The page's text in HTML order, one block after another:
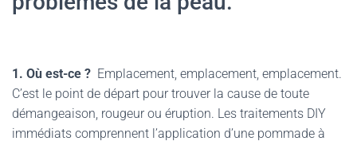
1. Où est-ce ? Emplacement, emplacement, emplacement.
C’est le point de départ pour trouver la cause de toute
démangeaison, rougeur ou éruption. Les traitements DIY
immédiats comprennent l’application d’une pommade à